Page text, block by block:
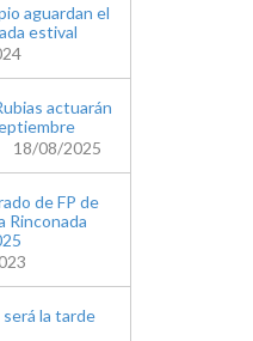
aguardan el
estival
actuarán
18/08/2025
de FP de
Rinconada
la tarde